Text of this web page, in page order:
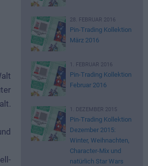
28. FEBRUAR 2016
Pin-Trading Kollektion
März 2016
1. FEBRUAR 2016
Pin-Trading Kollektion
Februar 2016
1. DEZEMBER 2015
Pin-Trading Kollektion
Dezember 2015:
Winter, Weihnachten,
Character-Mix und
natürlich Star Wars